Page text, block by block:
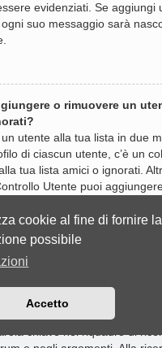
cookie al fine di fornire la
possibile
Accetto
evidenziati. Se aggiungi
suo messaggio sarà
o rimuovere un
utente alla tua lista in due
di ciascun utente, c’è un
tua lista amici o ignorati.
Utente puoi
dalla lista dalla stessa
ricerche nella Board?
chiave nel riquadro di